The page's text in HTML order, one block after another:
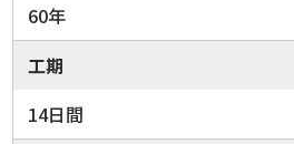
60年
工期
14日間